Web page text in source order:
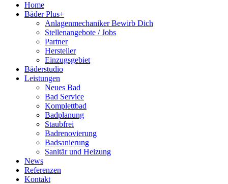
Home
Bäder Plus+
Anlagenmechaniker Bewirb Dich
Stellenangebote / Jobs
Partner
Hersteller
Einzugsgebiet
Bäderstudio
Leistungen
Neues Bad
Bad Service
Komplettbad
Badplanung
Staubfrei
Badrenovierung
Badsanierung
Sanitär und Heizung
News
Referenzen
Kontakt